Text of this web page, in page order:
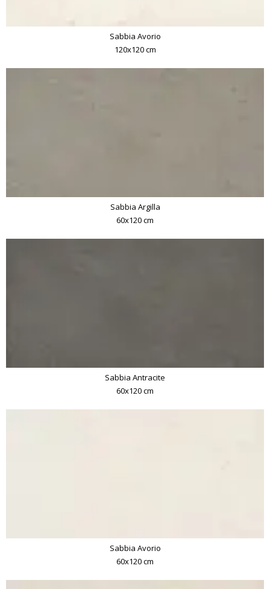
Sabbia Avorio
120x120 cm
Sabbia Argilla
60x120 cm
Sabbia Antracite
60x120 cm
Sabbia Avorio
60x120 cm